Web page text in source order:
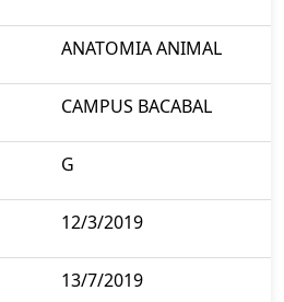
ANATOMIA ANIMAL
CAMPUS BACABAL
G
12/3/2019
13/7/2019